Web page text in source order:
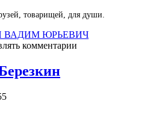
товарищей, для души.
ВАДИМ ЮРЬЕВИЧ
комментарии